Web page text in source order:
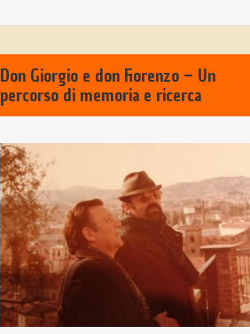
Don Giorgio e don Fiorenzo – Un
percorso di memoria e ricerca